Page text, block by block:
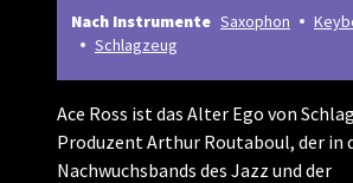
Nach Instrumente Saxophon
Schlagzeug
Ace Ross ist das Alter Ego von
Produzent Arthur Routaboul, der in
Nachwuchsbands des Jazz und der